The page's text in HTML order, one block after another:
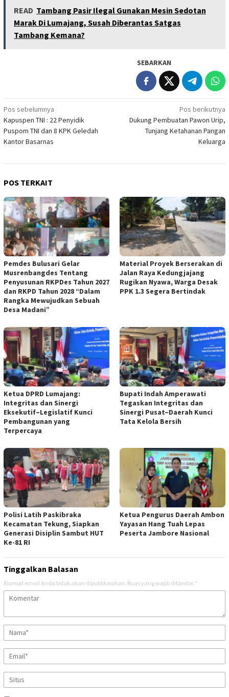
READ Tambang Pasir Ilegal Gunakan Mesin Sedotan
Marak Di Lumajang, Susah Diberantas Satgas
Tambang Kemana?
SEBARKAN
Navigasi
pos
Pos sebelumnya
Kapuspen TNI : 22 Penyidik
Puspom TNI dan 8 KPK Geledah
Kantor Basarnas
Pos berikutnya
Dukung Pembuatan Pawon Urip,
Tunjang Ketahanan Pangan
Keluarga
POS TERKAIT
Pemdes Bulusari Gelar
Musrenbangdes Tentang
Penyusunan RKPDes Tahun 2027
dan RKPD Tahun 2028 “Dalam
Rangka Mewujudkan Sebuah
Desa Madani”
Material Proyek Berserakan di
Jalan Raya Kedungjajang
Rugikan Nyawa, Warga Desak
PPK 1.3 Segera Bertindak
Ketua DPRD Lumajang:
Integritas dan Sinergi
Eksekutif–Legislatif Kunci
Pembangunan yang
Terpercaya
Bupati Indah Amperawati
Tegaskan Integritas dan
Sinergi Pusat–Daerah Kunci
Tata Kelola Bersih
Polisi Latih Paskibraka
Kecamatan Tekung, Siapkan
Generasi Disiplin Sambut HUT
Ke-81 RI
Ketua Pengurus Daerah Ambon
Yayasan Hang Tuah Lepas
Peserta Jambore Nasional
Tinggalkan Balasan
Alamat email Anda tidak akan dipublikasikan. Ruas yang wajib ditandai *